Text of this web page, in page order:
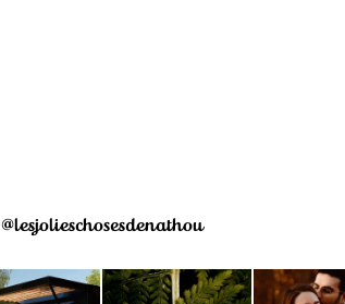
@lesjolieschosesdenathou